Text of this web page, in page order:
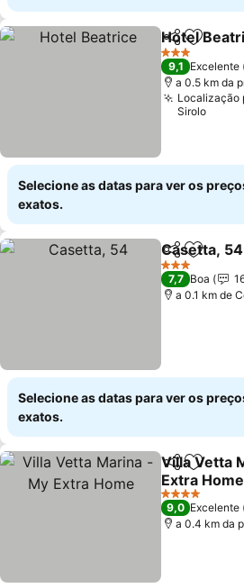
Partilhar
Hotel
3 Estrelas
9,1 Excelente
a 0.5 km da
Localização
Sirolo
Selecione as datas para ver os
exatos.
Partilhar
Casetta, 54
3 Estrelas
7,7 Boa
a 0.1 km de
Selecione as datas para ver os
exatos.
Partilhar
Villa Vetta
Extra Home
Ver preços
4 Estrelas
9,0 Excelente
a 0.4 km da